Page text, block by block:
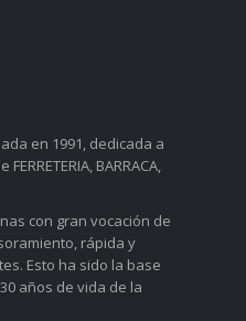
en 1991, dedicada a
BARRACA,
con gran vocación de
rápida y
Esto ha sido la base
años de vida de la